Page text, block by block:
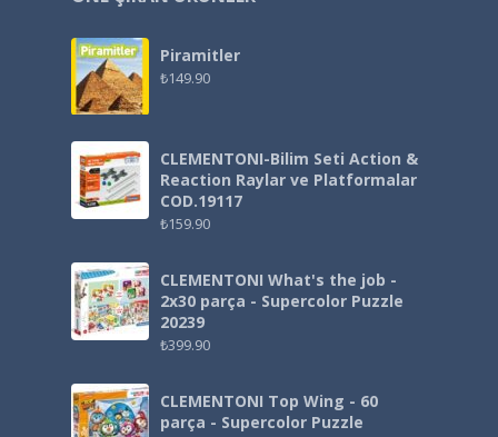
Piramitler
₺149.90
CLEMENTONI-Bilim Seti Action &
Reaction Raylar ve Platformalar
COD.19117
₺159.90
CLEMENTONI What's the job -
2x30 parça - Supercolor Puzzle
20239
₺399.90
CLEMENTONI Top Wing - 60
parça - Supercolor Puzzle